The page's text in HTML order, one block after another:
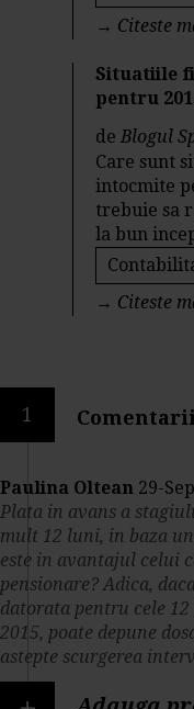
→ Citeste
Situatiile
pentru
deBlogul
Care sunt
intocmite
trebuie sa
la bun
→ Citeste
1 Comentarii
Paulina Oltean 29-
Plata in avans a
mult 12 luni, in baza
este in avantajul celui
pensionare? Adica,
datorata pentru cele
2015, poate depune
astepte scurgerea